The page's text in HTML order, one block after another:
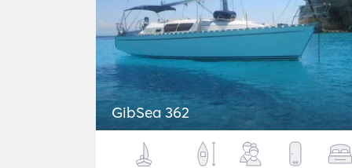
GibSea 362